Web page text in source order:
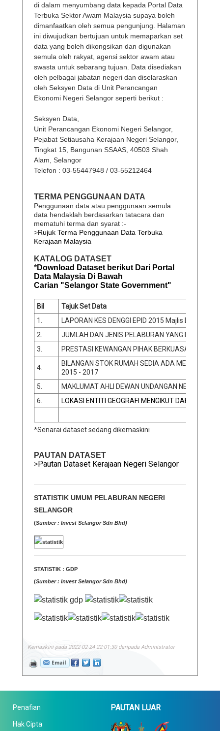
di dalam menyumbang data kepada Portal Data
Terbuka Sektor Awam Malaysia supaya boleh
dimanfaatkan oleh semua pengunjung. Halaman
ini diwujudkan bertujuan untuk memaparkan set
data yang boleh dikongsikan dan digunakan
semula oleh rakyat, agensi sektor awam atau
swasta untuk sebarang tujuan. Data disediakan
oleh pelbagai jabatan negeri dan diselaraskan
oleh Seksyen Data di Unit Perancangan
Ekonomi Negeri Selangor seperti berikut :
Seksyen Data,
Unit Perancangan Ekonomi Negeri Selangor,
Pejabat Setiausaha Kerajaan Negeri Selangor,
Tingkat 15, Bangunan SSAAS, 40503 Shah
Alam, Selangor
Telefon : 03-55447948 / 03-55212464
TERMA PENGGUNAAN DATA
Penggunaan data atau penggunaan semula
data hendaklah berdasarkan tatacara dan
mematuhi terma dan syarat :-
>Rujuk Terma Penggunaan Data Terbuka
Kerajaan Malaysia
KATALOG DATASET
*Download Dataset berikut Dari Portal
Data Malaysia Di Bawah
Carian "Selangor State Government"
Bil
Tajuk Set Data
1.
LAPORAN KES DENGGI EPID 2015 Majlis Daerah
2.
JUMLAH DAN JENIS PELABURAN YANG
3.
PRESTASI KEWANGAN PIHAK BERKUASA
4.
BILANGAN STOK RUMAH SEDIA ADA MENGIKUT
2015 - 2017
5.
MAKLUMAT AHLI DEWAN UNDANGAN NEGERI
6.
LOKASI ENTITI GEOGRAFI MENGIKUT DAERAH DI
*Senarai dataset sedang dikemaskini
PAUTAN DATASET
>Pautan Dataset Kerajaan Negeri Selangor
STATISTIK UMUM PELABURAN NEGERI
SELANGOR
(Sumber : Invest Selangor Sdn Bhd)
STATISTIK : GDP
(Sumber : Invest Selangor Sdn Bhd)
Kemaskini pada 2022-02-24 22:01:30 daripada Administrator
Penafian
Hak Cipta
PAUTAN LUAR